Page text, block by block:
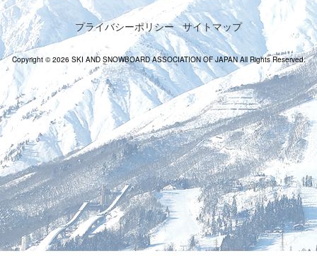
プライバシーポリシー サイトマップ
Copyright © 2026 SKI AND SNOWBOARD ASSOCIATION OF JAPAN All Rights Reserved.